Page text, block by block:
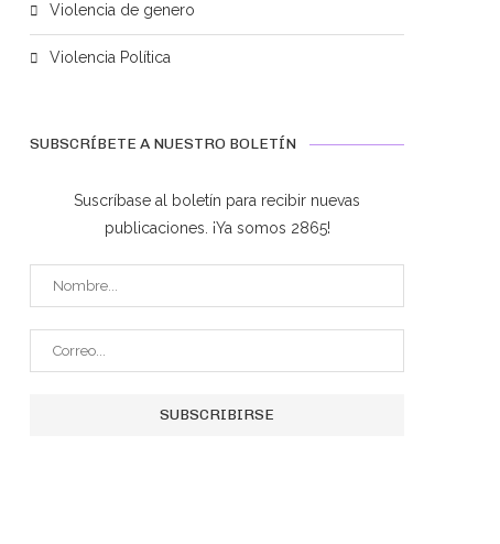
RED Activia lanza campaña digital
Xiaomi presenta la serie 17
Violencia de genero
Violencia Política
SUBSCRÍBETE A NUESTRO BOLETÍN
Suscríbase al boletín para recibir nuevas
publicaciones. ¡Ya somos 2865!